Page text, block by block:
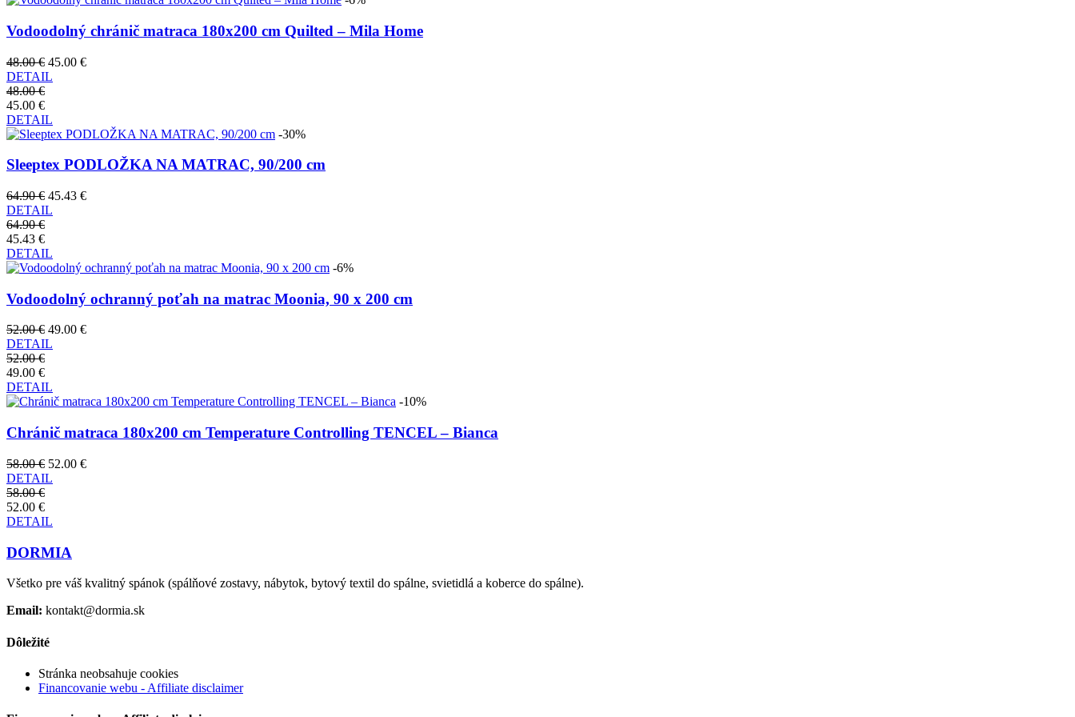
Vodoodolný chránič matraca 180x200 cm Quilted – Mila Home
48.00 € 45.00 €
DETAIL
48.00 €
45.00 €
DETAIL
-30%
Sleeptex PODLOŽKA NA MATRAC, 90/200 cm
64.90 € 45.43 €
DETAIL
64.90 €
45.43 €
DETAIL
-6%
Vodoodolný ochranný poťah na matrac Moonia, 90 x 200 cm
52.00 € 49.00 €
DETAIL
52.00 €
49.00 €
DETAIL
-10%
Chránič matraca 180x200 cm Temperature Controlling TENCEL – Bianca
58.00 € 52.00 €
DETAIL
58.00 €
52.00 €
DETAIL
DORMIA
Všetko pre váš kvalitný spánok (spálňové zostavy, nábytok, bytový textil do spálne, svietidlá a koberce do spálne).
Email: kontakt@dormia.sk
Dôležité
Stránka neobsahuje cookies
Financovanie webu - Affiliate disclaimer